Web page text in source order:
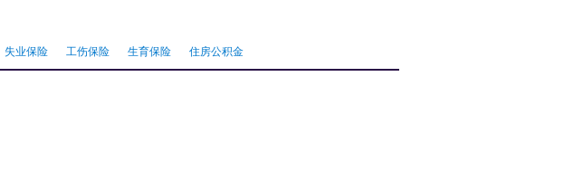
失业保险 工伤保险 生育保险 住房公积金